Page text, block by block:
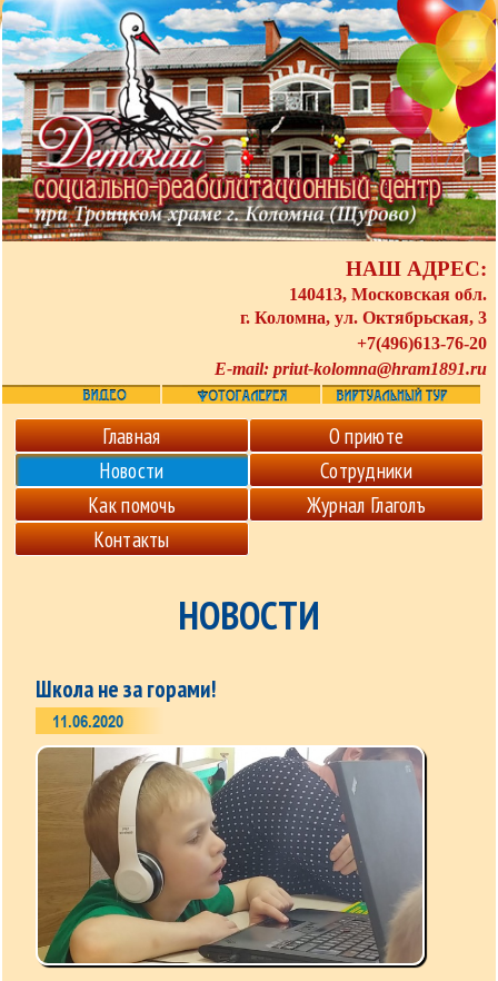
НАШ АДРЕС:
140413, Московская обл.
г. Коломна, ул. Октябрьская, 3
+7(496)613-76-20
E-mail: priut-kolomna@hram1891.ru
Главная
О приюте
Новости
Сотрудники
Как помочь
Журнал Глаголъ
Контакты
НОВОСТИ
Школа не за горами!
11.06.2020